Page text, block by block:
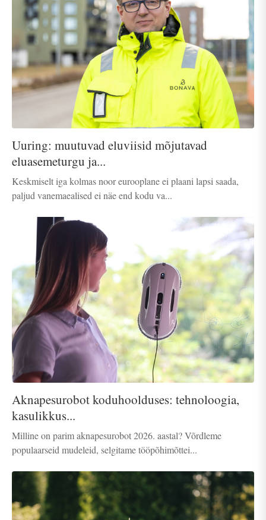
Uuring: muutuvad eluviisid mõjutavad
eluasemeturgu ja...
Keskmiselt iga kolmas noor eurooplane ei plaani lapsi saada,
paljud vanemaealised ei näe end kodu va...
Aknapesurobot koduhoolduses: tehnoloogia,
kasulikkus...
Milline on parim aknapesurobot 2026. aastal? Võrdleme
populaarseid mudeleid, selgitame tööpõhimõttei...